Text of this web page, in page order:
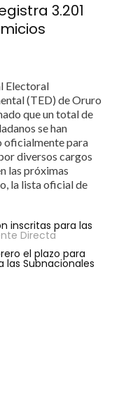
3.201
Electoral
(TED) de Oruro
que un total de
se han
oficialmente para
diversos cargos
las próximas
la lista oficial de
inscritas para las
Directa
el plazo para
Subnacionales